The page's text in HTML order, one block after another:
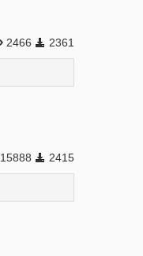
2466 2361
15888 2415